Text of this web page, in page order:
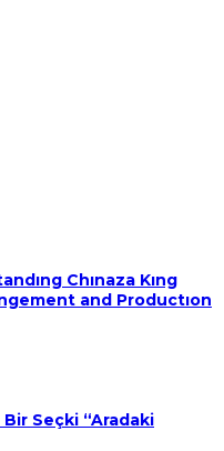
Chınaza Kıng
and Productıon
Seçki “Aradaki